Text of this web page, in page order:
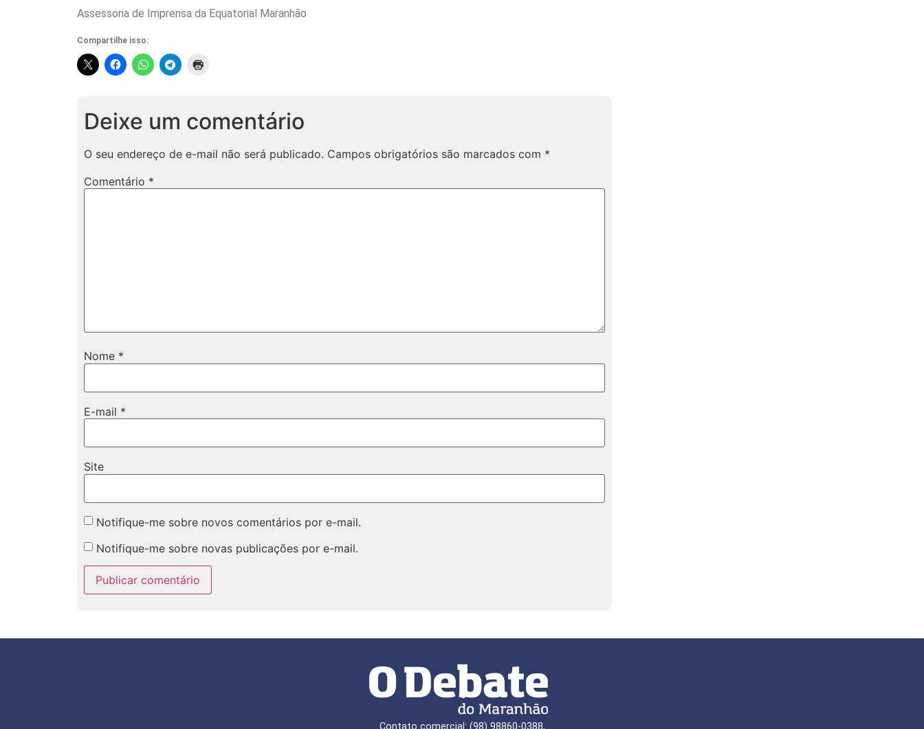
Assessoria de Imprensa da Equatorial Maranhão
Compartilhe isso:
Deixe um comentário
O seu endereço de e-mail não será publicado. Campos obrigatórios são marcados com *
Comentário *
Nome *
E-mail *
Site
Notifique-me sobre novos comentários por e-mail.
Notifique-me sobre novas publicações por e-mail.